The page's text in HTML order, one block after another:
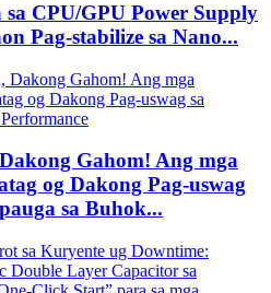
sa CPU/GPU Power Supply
Pag-stabilize sa Nano...
Gahom! Ang mga
og Dakong Pag-uswag
sa Buhok...